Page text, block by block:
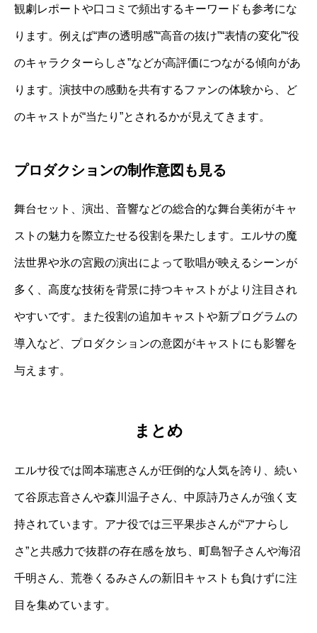
観劇レポートや口コミで頻出するキーワードも参考にな
ります。例えば“声の透明感”“高音の抜け”“表情の変化”“役
のキャラクターらしさ”などが高評価につながる傾向があ
ります。演技中の感動を共有するファンの体験から、ど
のキャストが“当たり”とされるかが見えてきます。
プロダクションの制作意図も見る
舞台セット、演出、音響などの総合的な舞台美術がキャ
ストの魅力を際立たせる役割を果たします。エルサの魔
法世界や氷の宮殿の演出によって歌唱が映えるシーンが
多く、高度な技術を背景に持つキャストがより注目され
やすいです。また役割の追加キャストや新プログラムの
導入など、プロダクションの意図がキャストにも影響を
与えます。
まとめ
エルサ役では岡本瑞恵さんが圧倒的な人気を誇り、続い
て谷原志音さんや森川温子さん、中原詩乃さんが強く支
持されています。アナ役では三平果歩さんが“アナらし
さ”と共感力で抜群の存在感を放ち、町島智子さんや海沼
千明さん、荒巻くるみさんの新旧キャストも負けずに注
目を集めています。